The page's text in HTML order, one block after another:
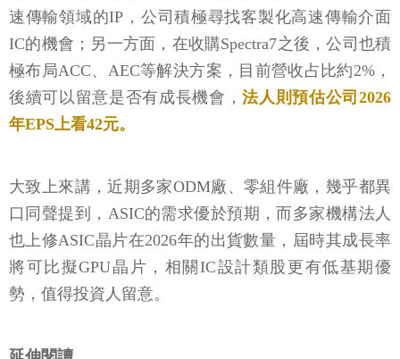
速傳輸領域的IP，公司積極尋找客製化高速傳輸介面
IC的機會；另一方面，在收購Spectra7之後，公司也積
極布局ACC、AEC等解決方案，目前營收占比約2%，
後續可以留意是否有成長機會，法人則預估公司2026
年EPS上看42元。
大致上來講，近期多家ODM廠、零組件廠，幾乎都異
口同聲提到，ASIC的需求優於預期，而多家機構法人
也上修ASIC晶片在2026年的出貨數量，屆時其成長率
將可比擬GPU晶片，相關IC設計類股更有低基期優
勢，值得投資人留意。